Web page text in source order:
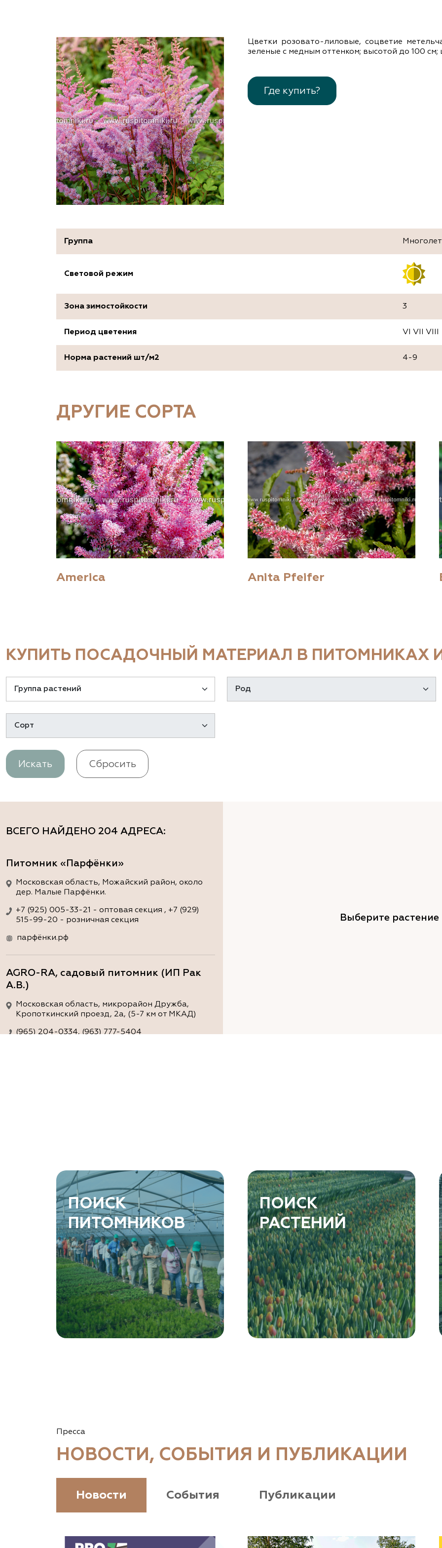
Региональные
представительстваЦветки розовато-лиловые, соцветие
зеленые с медным оттенком; высотой до 100 см;
Где купить?
Группа
Световой режим
Зона зимостойкости 3
Период цветения VI VII VIII
Норма растений шт/м2 4-9
ДРУГИЕ СОРТА
America Anita Pfeifer
КУПИТЬ ПОСАДОЧНЫЙ МАТЕРИАЛ В ПИТОМНИКАХ
Искать Сбросить
ВСЕГО НАЙДЕНО 204 АДРЕСА:
Питомник «Парфёнки»
Московская область, Можайский район, около
дер. Малые Парфёнки.
+7 (925) 005-33-21 - оптовая секция , +7 (929)
515-99-20 - розничная секция
парфёнки.рф
AGRO-RA, садовый питомник (ИП Рак
А.В.)
Московская область, микрорайон Дружба,
Кропоткинский проезд, 2а, (5-7 км от МКАД)
(965) 204-0334, (963) 777-5404
ArtGreen (питомник декоративных
растений, АртГрин)
Ростовская область, Ростов-на-Дону,
Левобережная ул, дом № 37
8 966 206 7222
www.art-green.ru
Garden Group, ООО «Девелопмент Груп»
Томская область, Томский р-н, посёлок
Ветеран-4, СНТ Снабженец
Гомельская область, Гомельский р-н, с/с
Прибытковский, д. Климовка, ул. Совхозная 2-я,
Ташкентская область, Зангиатинский р-н, ул.
Выберите
ПОИСК
ПИТОМНИКОВ
ПОИСК
РАСТЕНИЙ
Пресса
НОВОСТИ, СОБЫТИЯ И ПУБЛИКАЦИИ
Новости События Публикации